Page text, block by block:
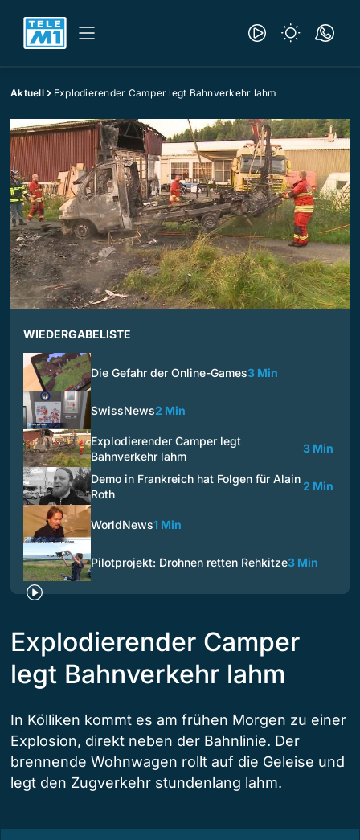
Aktuell Explodierender Camper legt Bahnverkehr lahm
WIEDERGABELISTE
Die Gefahr der Online-Games3 Min
SwissNews2 Min
Explodierender Camper legt
Bahnverkehr lahm
3 Min
Demo in Frankreich hat Folgen für Alain
Roth
2 Min
WorldNews1 Min
Pilotprojekt: Drohnen retten Rehkitze3 Min
Explodierender Camper
legt Bahnverkehr lahm
In Kölliken kommt es am frühen Morgen zu einer
Explosion, direkt neben der Bahnlinie. Der
brennende Wohnwagen rollt auf die Geleise und
legt den Zugverkehr stundenlang lahm.